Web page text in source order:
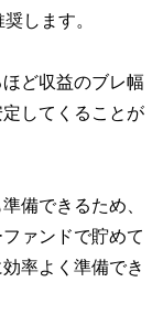
します。
ど収益のブレ幅
してくることが
備できるため、
ァンドで貯めて
率よく準備でき